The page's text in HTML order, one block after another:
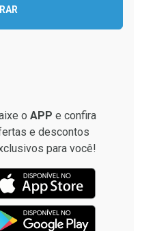
Comprar sem Desconto
Comprar sem Desconto
o APP e confira
e descontos
para você!